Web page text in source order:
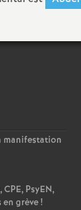
manifestation
PsyEN,
en grève!